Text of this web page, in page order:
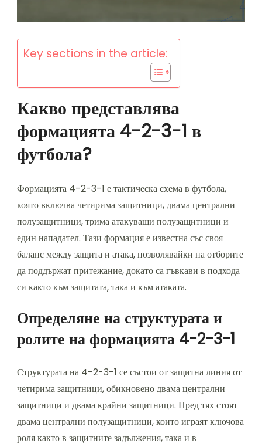
Key sections in the article:
Какво представлява
формацията 4-2-3-1 в
футбола?
Формацията 4-2-3-1 е тактическа схема в футбола,
която включва четирима защитници, двама централни
полузащитници, трима атакуващи полузащитници и
един нападател. Тази формация е известна със своя
баланс между защита и атака, позволявайки на отборите
да поддържат притежание, докато са гъвкави в подхода
си както към защитата, така и към атаката.
Определяне на структурата и
ролите на формацията 4-2-3-1
Структурата на 4-2-3-1 се състои от защитна линия от
четирима защитници, обикновено двама централни
защитници и двама крайни защитници. Пред тях стоят
двама централни полузащитници, които играят ключова
роля както в защитните задължения, така и в